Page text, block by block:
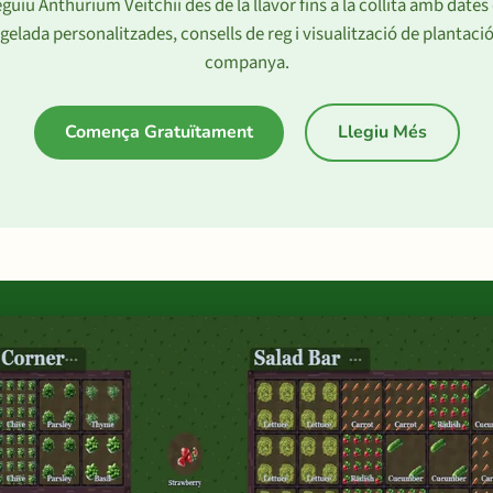
Anthurium Veitchii des de la llavor fins a la collita amb dates
gelada personalitzades, consells de reg i visualització de plantació
companya.
Comença Gratuïtament Llegiu Més